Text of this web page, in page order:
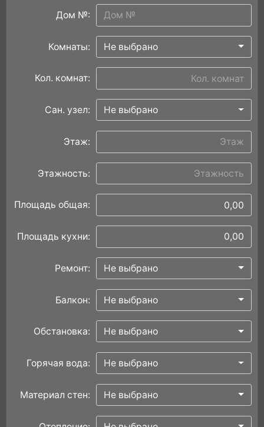
Дом №:
Комнаты: Не выбрано
Кол. комнат:
Сан. узел: Не выбрано
Этаж:
Этажность:
Площадь общая:
Площадь кухни:
Ремонт: Не выбрано
Балкон: Не выбрано
Обстановка: Не выбрано
Горячая вода: Не выбрано
Материал стен: Не выбрано